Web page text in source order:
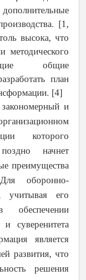
[1,
высока, что
методического
общие
план
[4]
и
которого
начнет
преимущества
оборонно-
учитывая его
и суверенитета
является
развития, что
решения